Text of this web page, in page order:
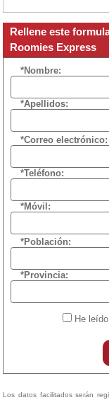
Rellene este
Roomies Express
*Nombre:
*Apellidos:
*Correo electrónico:
*Teléfono:
*Móvil:
*Población:
*Provincia:
He
Los datos facilitados serán